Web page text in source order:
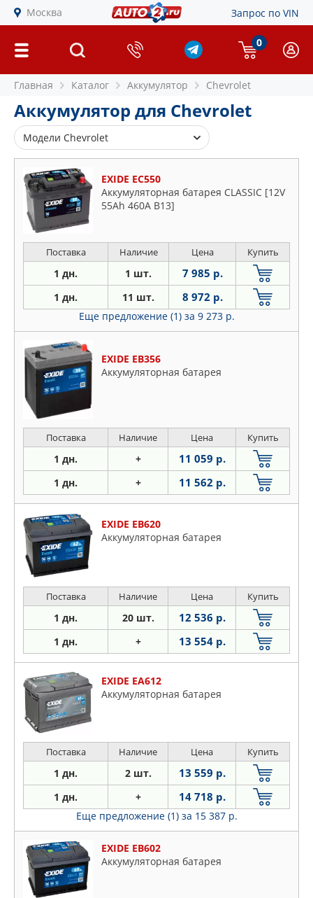
Москва Запрос по VIN
0
Главная Каталог Аккумулятор Chevrolet
Аккумулятор для Chevrolet
Модели Chevrolet
Avalanche
Aveo
Blazer
Camaro
Captiva
Corsica
Corvette
Evanda
Hhr
Impala
Lacetti
Lanos
Lumina
Malibu
Orlando
Rezzo
Spark
Suburban
Tahoe
Tracker
EXIDE EC550
Аккумуляторная батарея CLASSIC [12V
55Ah 460A B13]
Поставка Наличие Цена Купить
1 дн. 1 шт. 7 985 р.
1 дн. 11 шт. 8 972 р.
Еще предложение (1) за 9 273 р.
EXIDE EB356
Аккумуляторная батарея
Поставка Наличие Цена Купить
1 дн. + 11 059 р.
1 дн. + 11 562 р.
EXIDE EB620
Аккумуляторная батарея
Поставка Наличие Цена Купить
1 дн. 20 шт. 12 536 р.
1 дн. + 13 554 р.
EXIDE EA612
Аккумуляторная батарея
Поставка Наличие Цена Купить
1 дн. 2 шт. 13 559 р.
1 дн. + 14 718 р.
Еще предложение (1) за 15 387 р.
EXIDE EB602
Аккумуляторная батарея